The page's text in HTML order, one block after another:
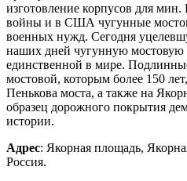
изготовление корпусов для
войны и в США чугунные
военных нужд. Сегодня
наших дней чугунную мостовую
единственной в мире.
мостовой, которым более 150
Пенькова моста, а также на
образец дорожного покрытия
истории.
Адрес: Якорная площадь,
Россия.